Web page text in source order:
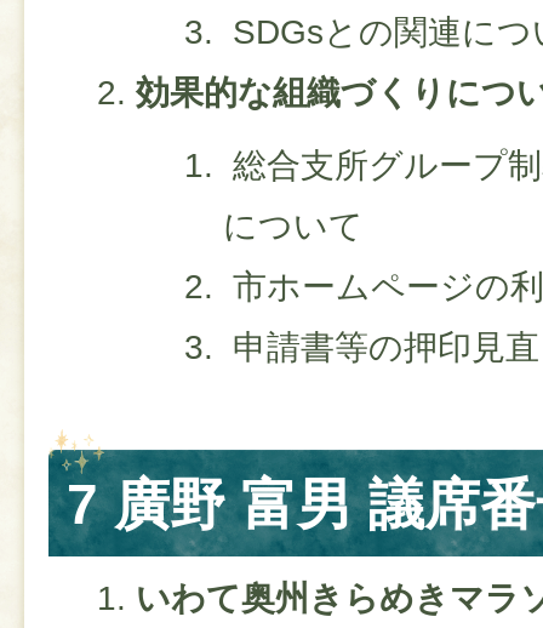
SDGsとの関連につ
効果的な組織づくりにつ
総合支所グループ
について
市ホームページの
申請書等の押印見
7 廣野 富男 議席
いわて奥州きらめきマラ